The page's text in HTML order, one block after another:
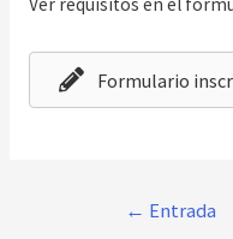
Formulario
Navegación
← Entrada